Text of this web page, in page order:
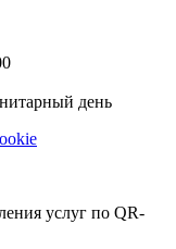
день
услуг по QR-